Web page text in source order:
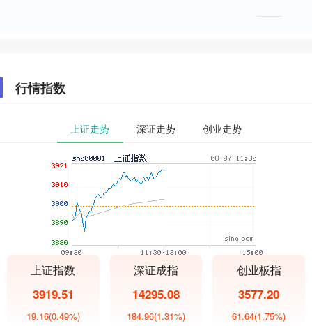
行情指数
上证走势 深证走势 创业走势
上证指数
3919.51
19.16(0.49%)
深证成指
14295.08
184.96(1.31%)
创业板指
3577.20
61.64(1.75%)